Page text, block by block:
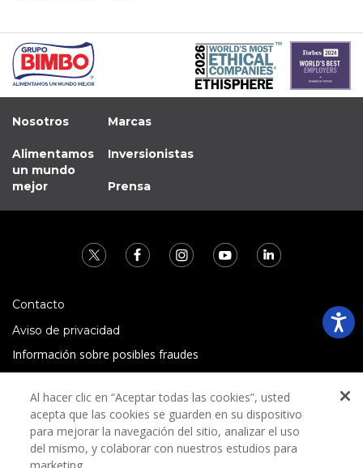
Nosotros
Alimentamos
un mundo
mejor
Marcas
Inversionistas
Prensa
Contacto
Aviso de privacidad
Información sobre posibles fraudes
Términos y condiciones
Al hacer clic en “Aceptar todas las cookies”, usted
acepta que las cookies se guarden en su dispositivo
para mejorar la navegación del sitio, analizar el uso
del mismo, y colaborar con nuestros estudios para